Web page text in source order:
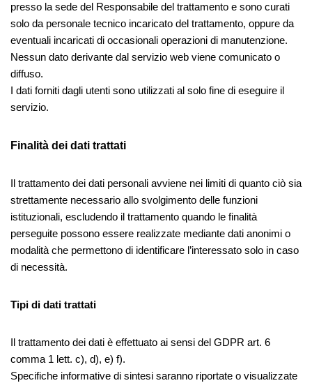
presso la sede del Responsabile del trattamento e sono curati
solo da personale tecnico incaricato del trattamento, oppure da
eventuali incaricati di occasionali operazioni di manutenzione.
Nessun dato derivante dal servizio web viene comunicato o
diffuso.
I dati forniti dagli utenti sono utilizzati al solo fine di eseguire il
servizio.
Finalità dei dati trattati
Il trattamento dei dati personali avviene nei limiti di quanto ciò sia
strettamente necessario allo svolgimento delle funzioni
istituzionali, escludendo il trattamento quando le finalità
perseguite possono essere realizzate mediante dati anonimi o
modalità che permettono di identificare l’interessato solo in caso
di necessità.
Tipi di dati trattati
Il trattamento dei dati è effettuato ai sensi del GDPR art. 6
comma 1 lett. c), d), e) f).
Specifiche informative di sintesi saranno riportate o visualizzate